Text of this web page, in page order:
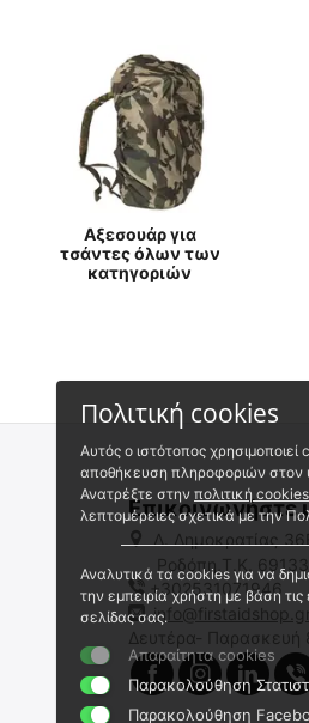
Αξεσουάρ για
τσάντες όλων των
κατηγοριών
Επικοινωνήστε
Λ. Δημοκρατίας
Ροδόπη,Τ.Κ.
+302531071946
info@firstaidshop.gr
Δευτέρα- Παρασκευή
Πολιτική cookies
Αυτός ο ιστότοπος χρησιμοποιεί
αποθήκευση πληροφοριών στον
Ανατρέξτε στην πολιτική cookies
λεπτομέρειες σχετικά με την
Αναλυτικά τα cookies για να
την εμπειρία χρήστη με βάση τις
σελίδας σας.
Απαραίτητα cookies
Παρακολούθηση
Παρακολούθηση